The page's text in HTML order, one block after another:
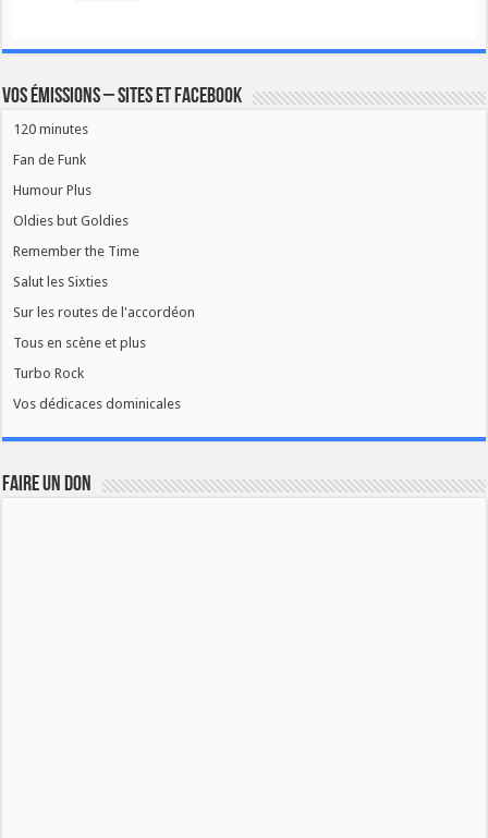
Vos émissions – Sites et Facebook
120 minutes
Fan de Funk
Humour Plus
Oldies but Goldies
Remember the Time
Salut les Sixties
Sur les routes de l'accordéon
Tous en scène et plus
Turbo Rock
Vos dédicaces dominicales
FAIRE UN DON